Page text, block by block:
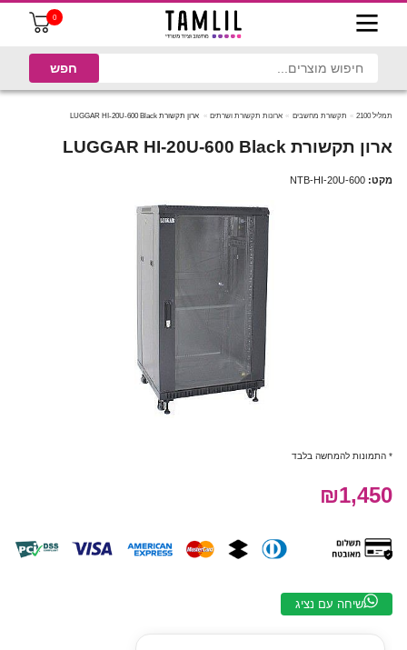
0
תמליל 2100 תקשורת מחשבים ארונות תקשורת ושרתים ארון תקשורת LUGGAR HI-20U-600 Black
ארון תקשורת LUGGAR HI-20U-600 Black
מקט: NTB-HI-20U-600
* התמונות להמחשה בלבד
₪1,450
שיחה עם נציג